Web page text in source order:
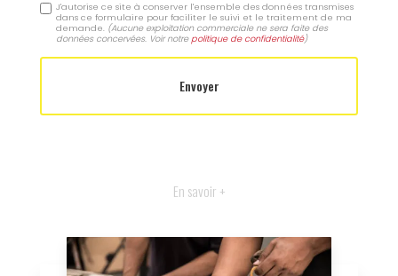
J'autorise ce site à conserver l'ensemble des données transmises
dans ce formulaire pour faciliter le suivi et le traitement de ma
demande. (Aucune exploitation commerciale ne sera faite des
données concervées. Voir notrepolitique de confidentialité)
En savoir +